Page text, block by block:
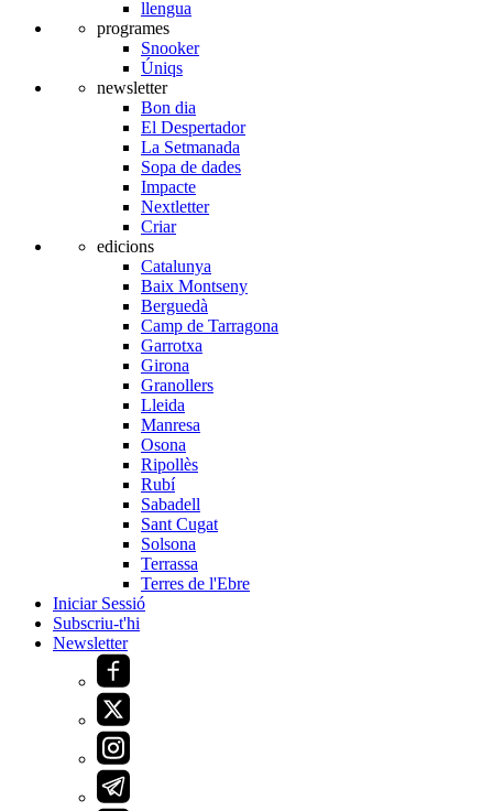
llengua
programes
Snooker
Úniqs
newsletter
Bon dia
El Despertador
La Setmanada
Sopa de dades
Impacte
Nextletter
Criar
edicions
Catalunya
Baix Montseny
Berguedà
Camp de Tarragona
Garrotxa
Girona
Granollers
Lleida
Manresa
Osona
Ripollès
Rubí
Sabadell
Sant Cugat
Solsona
Terrassa
Terres de l'Ebre
Iniciar Sessió
Subscriu-t'hi
Newsletter